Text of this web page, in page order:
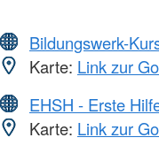
Bildungswerk-
Karte: Link zur
EHSH - Erste
Karte: Link zur